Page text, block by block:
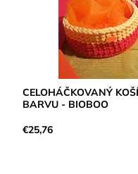
CELOHÁČKOVANÝ
BARVU - BIOBOO
€25,76